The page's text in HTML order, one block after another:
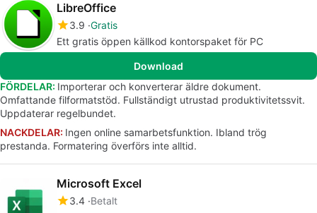
LibreOffice
3.9 Gratis
Ett gratis öppen källkod kontorspaket för PC
Download
FÖRDELAR: Importerar och konverterar äldre dokument.
Omfattande filformatstöd. Fullständigt utrustad produktivitetssvit.
Uppdaterar regelbundet.
NACKDELAR: Ingen online samarbetsfunktion. Ibland trög
prestanda. Formatering överförs inte alltid.
Microsoft Excel
3.4 Betalt